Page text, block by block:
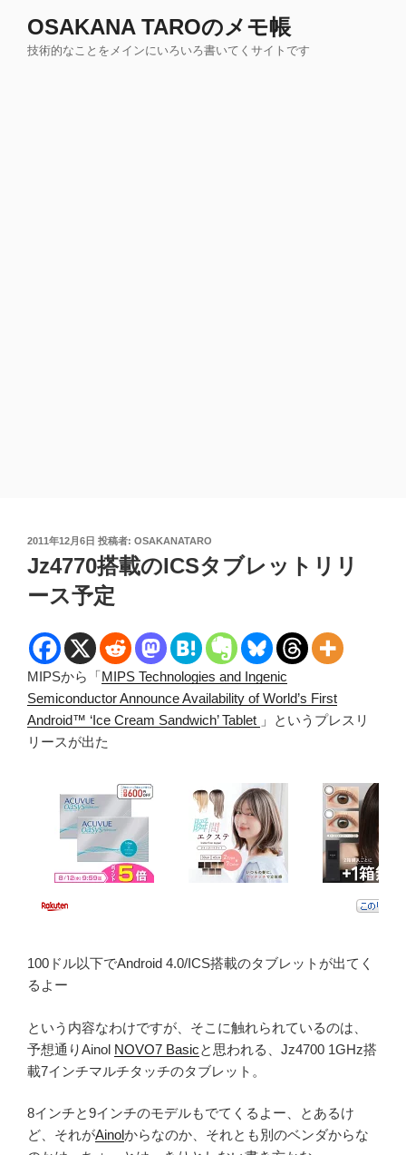
OSAKANA TAROのメモ帳
技術的なことをメインにいろいろ書いてくサイトです
投
稿
日:
2011年12月6日 投稿者: OSAKANATARO
Jz4770搭載のICSタブレットリリ
ース予定
MIPSから「MIPS Technologies and Ingenic
Semiconductor Announce Availability of World’s First
Android™ ‘Ice Cream Sandwich’ Tablet 」というプレスリ
リースが出た
100ドル以下でAndroid 4.0/ICS搭載のタブレットが出てく
るよー
という内容なわけですが、そこに触れられているのは、
予想通りAinol NOVO7 Basicと思われる、Jz4700 1GHz搭
載7インチマルチタッチのタブレット。
8インチと9インチのモデルもでてくるよー、とあるけ
ど、それがAinolからなのか、それとも別のベンダからな